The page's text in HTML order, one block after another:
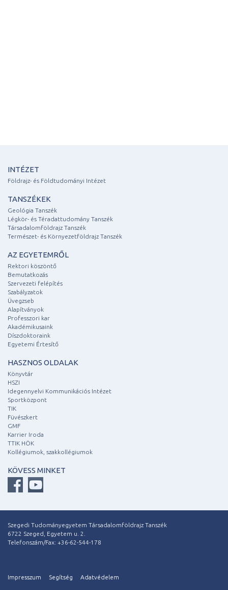
INTÉZET
Földrajz- és Földtudományi Intézet
TANSZÉKEK
Geológia Tanszék
Légkör- és Téradattudomány Tanszék
Társadalomföldrajz Tanszék
Természet- és Környezetföldrajz Tanszék
AZ EGYETEMRŐL
Rektori köszöntő
Bemutatkozás
Szervezeti felépítés
Szabályzatok
Üvegzseb
Alapítványok
Professzori kar
Akadémikusaink
Díszdoktoraink
Egyetemi Értesítő
HASZNOS OLDALAK
Könyvtár
HSZI
Idegennyelvi Kommunikációs Intézet
Sportközpont
TIK
Füvészkert
GMF
Karrier Iroda
TTIK HÖK
Kollégiumok, szakkollégiumok
KÖVESS MINKET
Szegedi Tudományegyetem Társadalomföldrajz Tanszék
6722 Szeged, Egyetem u. 2.
Telefonszám/Fax: +36-62-544-178
Impresszum Segítség Adatvédelem